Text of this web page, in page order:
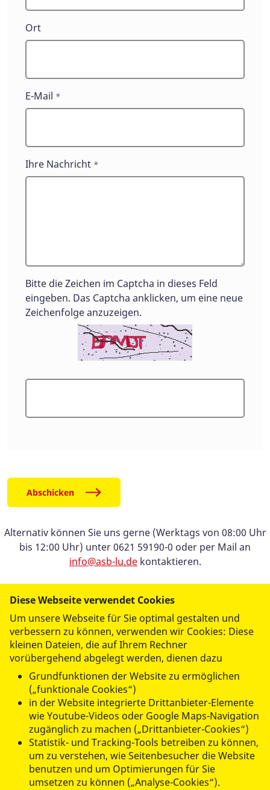
Ort
E-Mail *
Ihre Nachricht *
Bitte die Zeichen im Captcha in dieses Feld
eingeben. Das Captcha anklicken, um eine neue
Zeichenfolge anzuzeigen.
Abschicken
Alternativ können Sie uns gerne (Werktags von 08:00 Uhr
bis 12:00 Uhr) unter 0621 59190-0 oder per Mail an
info@asb-lu.dekontaktieren.
UNSERE ANGEBOTE
MITMACHEN & HELFEN
WER WIR SIND
Diese Webseite verwendet Cookies
Um unsere Webseite für Sie optimal gestalten und
verbessern zu können, verwenden wir Cookies: Diese
kleinen Dateien, die auf Ihrem Rechner
vorübergehend abgelegt werden, dienen dazu
Grundfunktionen der Website zu ermöglichen
(„funktionale Cookies“)
in der Website integrierte Drittanbieter-Elemente
wie Youtube-Videos oder Google Maps-Navigation
zugänglich zu machen („Drittanbieter-Cookies“)
Statistik- und Tracking-Tools betreiben zu können,
um zu verstehen, wie Seitenbesucher die Website
benutzen und um Optimierungen für Sie
umsetzen zu können („Analyse-Cookies“).